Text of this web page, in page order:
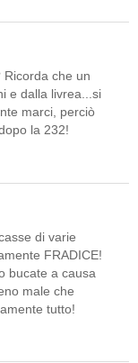
che un
e dalla livrea...si
marci, perciò
la 232!
di varie
FRADICE!
bucate a causa
male che
tutto!